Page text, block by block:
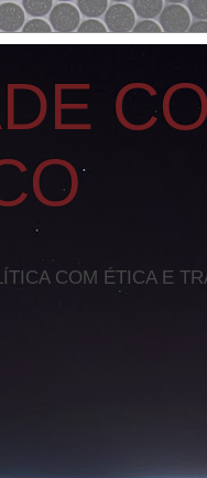
COM ÉTICA E